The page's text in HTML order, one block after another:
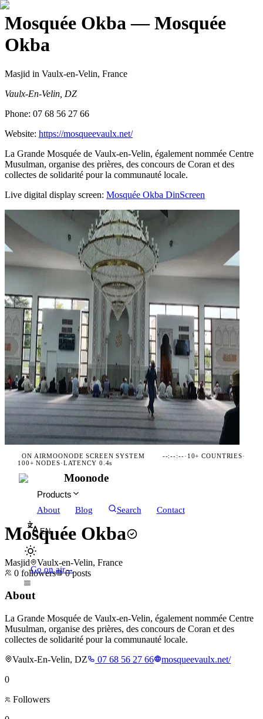
Mosquée Okba— Mosquée
Okba
Masjid in Vaulx-en-Velin, France
Vaulx-En-Velin, DZ
Phone: 07 68 56 27 66
Website: https://mosqueevaulx.net/
La Grande Mosquée de Vaulx-en-Velin, également nommée Centre
Musulman, organise des prières, des concours de Coran et des
collectes de solidarité pour la communauté locale.
Live digital display screen: Mosquée Okba DinScreen
ON AIRMOONODE SCREEN SYSTEM --:--:--· 10+ COUNTRIES·
100+ NODES·LATENCY 0.4s
Moonode
Products
About
Blog Search Contact
EN
Go on air→
Mosquée Okba
Masjid
Vaulx-en-Velin, France
0 followers 0 posts
About
La Grande Mosquée de Vaulx-en-Velin, également nommée Centre
Musulman, organise des prières, des concours de Coran et des
collectes de solidarité pour la communauté locale.
Vaulx-En-Velin, DZ
07 68 56 27 66
mosqueevaulx.net/
0
Followers